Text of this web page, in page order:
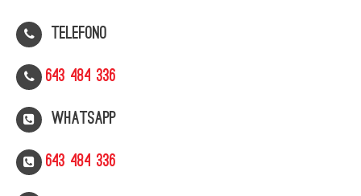
Telefono
643 484 336
WhatsApp
643 484 336